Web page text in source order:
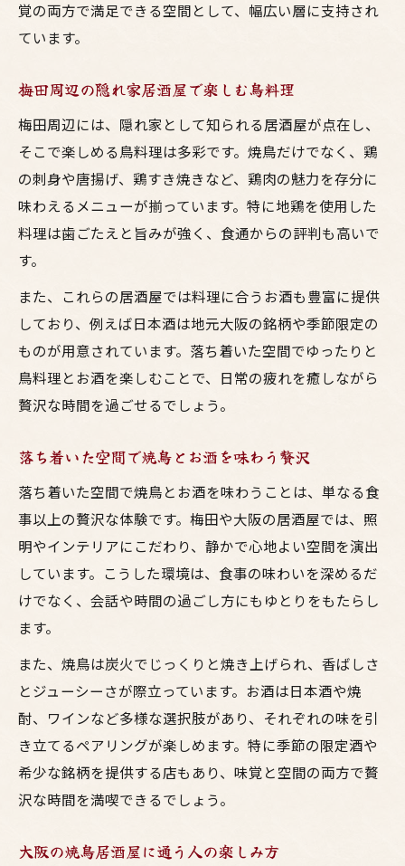
覚の両方で満足できる空間として、幅広い層に支持され
ています。
梅田周辺の隠れ家居酒屋で楽しむ鳥料理
梅田周辺には、隠れ家として知られる居酒屋が点在し、
そこで楽しめる鳥料理は多彩です。焼鳥だけでなく、鶏
の刺身や唐揚げ、鶏すき焼きなど、鶏肉の魅力を存分に
味わえるメニューが揃っています。特に地鶏を使用した
料理は歯ごたえと旨みが強く、食通からの評判も高いで
す。
また、これらの居酒屋では料理に合うお酒も豊富に提供
しており、例えば日本酒は地元大阪の銘柄や季節限定の
ものが用意されています。落ち着いた空間でゆったりと
鳥料理とお酒を楽しむことで、日常の疲れを癒しながら
贅沢な時間を過ごせるでしょう。
落ち着いた空間で焼鳥とお酒を味わう贅沢
落ち着いた空間で焼鳥とお酒を味わうことは、単なる食
事以上の贅沢な体験です。梅田や大阪の居酒屋では、照
明やインテリアにこだわり、静かで心地よい空間を演出
しています。こうした環境は、食事の味わいを深めるだ
けでなく、会話や時間の過ごし方にもゆとりをもたらし
ます。
また、焼鳥は炭火でじっくりと焼き上げられ、香ばしさ
とジューシーさが際立っています。お酒は日本酒や焼
酎、ワインなど多様な選択肢があり、それぞれの味を引
き立てるペアリングが楽しめます。特に季節の限定酒や
希少な銘柄を提供する店もあり、味覚と空間の両方で贅
沢な時間を満喫できるでしょう。
大阪の焼鳥居酒屋に通う人の楽しみ方